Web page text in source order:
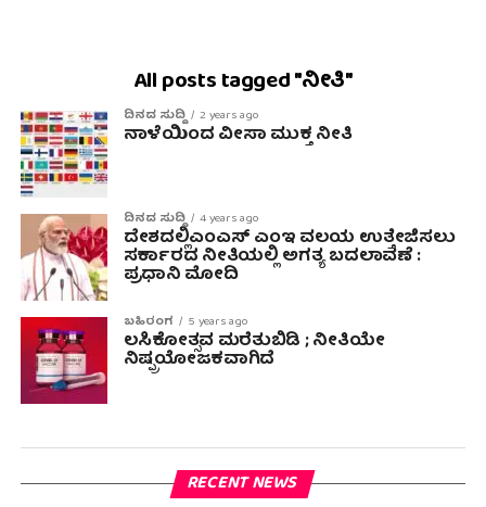
All posts tagged "ನೀತಿ"
ದಿನದ ಸುದ್ದಿ 2 years ago
ನಾಳೆಯಿಂದ ವೀಸಾ ಮುಕ್ತ ನೀತಿ
ದಿನದ ಸುದ್ದಿ 4 years ago
ದೇಶದಲ್ಲಿಎಂಎಸ್ ಎಂಇ ವಲಯ ಉತ್ತೇಜಿಸಲು
ಸರ್ಕಾರದ ನೀತಿಯಲ್ಲಿ ಅಗತ್ಯ ಬದಲಾವಣೆ :
ಪ್ರಧಾನಿ ಮೋದಿ
ಬಹಿರಂಗ 5 years ago
ಲಸಿಕೋತ್ಸವ ಮರೆತುಬಿಡಿ ; ನೀತಿಯೇ
ನಿಷ್ಪ್ರಯೋಜಕವಾಗಿದೆ
RECENT NEWS